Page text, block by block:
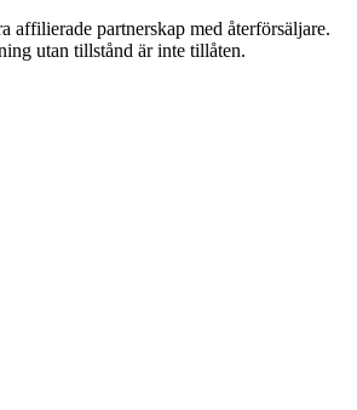
partnerskap med återförsäljare.
utan tillstånd är inte tillåten.